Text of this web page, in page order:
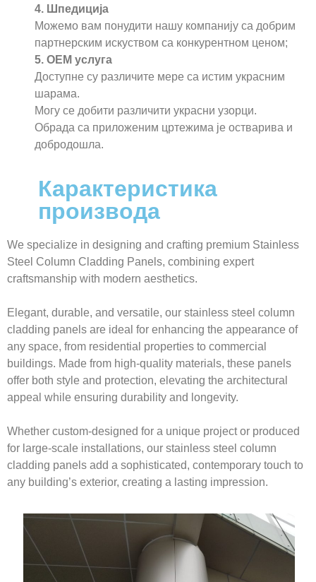
4. Шпедиција
Можемо вам понудити нашу компанију са добрим
партнерским искуством са конкурентном ценом;
5. ОЕМ услуга
Доступне су различите мере са истим украсним
шарама.
Могу се добити различити украсни узорци.
Обрада са приложеним цртежима је остварива и
добродошла.
Карактеристика
производа
We specialize in designing and crafting premium Stainless
Steel Column Cladding Panels, combining expert
craftsmanship with modern aesthetics.
Elegant, durable, and versatile, our stainless steel column
cladding panels are ideal for enhancing the appearance of
any space, from residential properties to commercial
buildings. Made from high-quality materials, these panels
offer both style and protection, elevating the architectural
appeal while ensuring durability and longevity.
Whether custom-designed for a unique project or produced
for large-scale installations, our stainless steel column
cladding panels add a sophisticated, contemporary touch to
any building’s exterior, creating a lasting impression.